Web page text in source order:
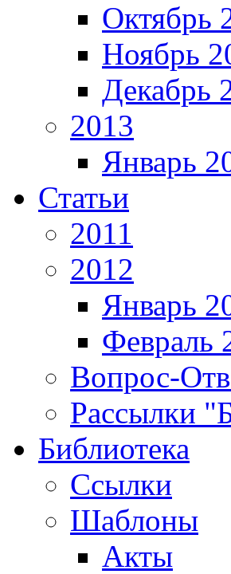
Октябрь
Ноябрь
Декабрь
2013
Январь
Статьи
2011
2012
Январь
Февраль
Вопрос-
Рассылки
Библиотека
Ссылки
Шаблоны
Акты